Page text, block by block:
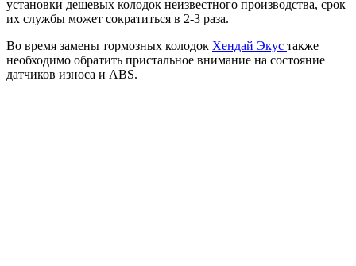
установки дешевых колодок неизвестного производства, срок
их службы может сократиться в 2-3 раза.
Во время замены тормозных колодок Хендай Экус также
необходимо обратить пристальное внимание на состояние
датчиков износа и ABS.